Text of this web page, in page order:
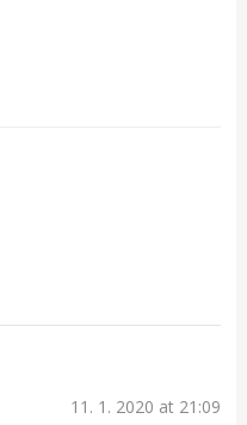
11. 1. 2020 at 21:09